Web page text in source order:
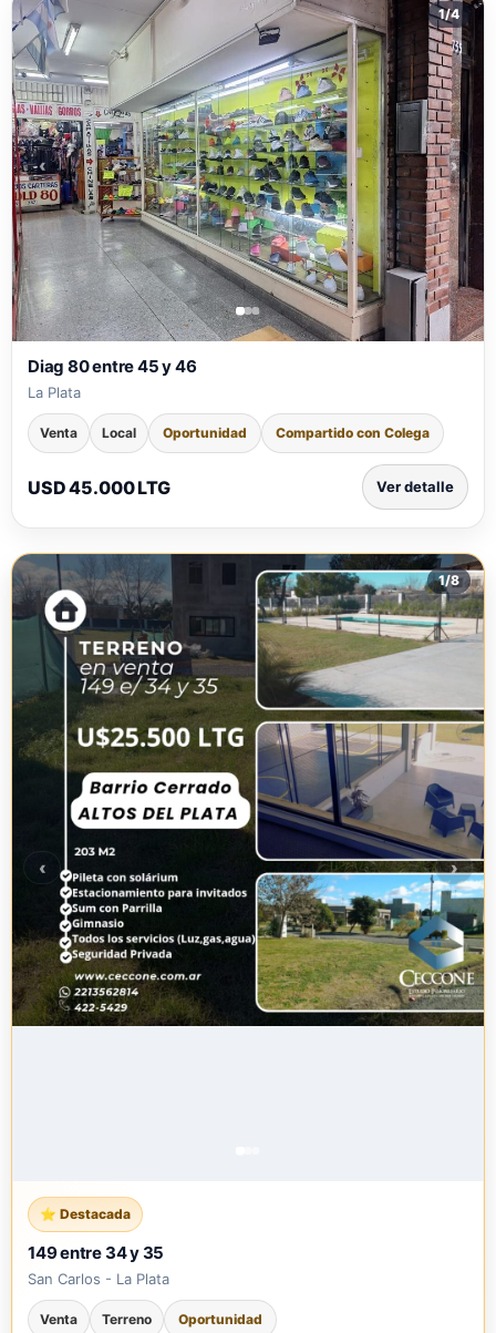
‹ ›
1/4
Diag 80 entre 45 y 46
La Plata
Venta Local Oportunidad Compartido con Colega
USD 45.000 LTG Ver detalle
‹ ›
1/8
149 entre 34 y 35
San Carlos - La Plata
Venta Terreno Oportunidad